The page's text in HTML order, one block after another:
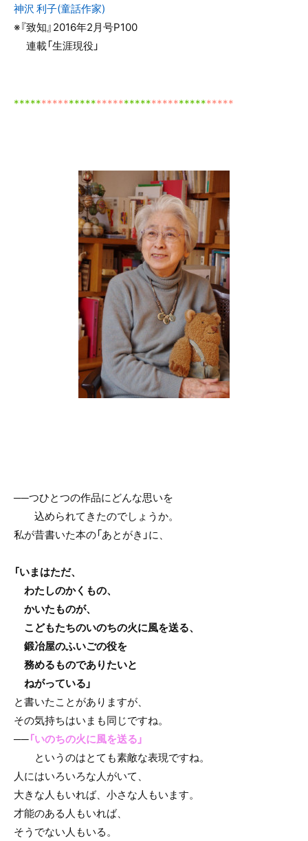
神沢 利子(童話作家)
※『致知』2016年2月号P100
連載「生涯現役」
****************************************
──つひとつの作品にどんな思いを
込められてきたのでしょうか。
私が昔書いた本の「あとがき」に、
「いまはただ、
わたしのかくもの、
かいたものが、
こどもたちのいのちの火に風を送る、
鍛冶屋のふいごの役を
務めるものでありたいと
ねがっている」
と書いたことがありますが、
その気持ちはいまも同じですね。
──「いのちの火に風を送る」
というのはとても素敵な表現ですね。
人にはいろいろな人がいて、
大きな人もいれば、小さな人もいます。
才能のある人もいれば、
そうでない人もいる。